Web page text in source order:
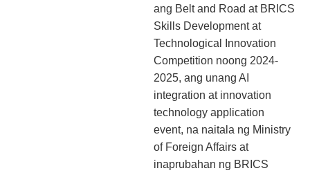
ang Belt and Road at BRICS
Skills Development at
Technological Innovation
Competition noong 2024-
2025, ang unang AI
integration at innovation
technology application
event, na naitala ng Ministry
of Foreign Affairs at
inaprubahan ng BRICS